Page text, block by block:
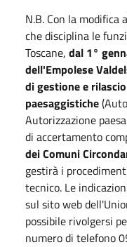
N.B. Con la
che disciplina le
Toscane, dal 1°
dell'Empolese
di gestione e
paesaggistiche
Autorizzazione
di accertamento
dei Comuni
gestirà i
tecnico. Le
sul sito web
possibile rivolgersi
numero di telefono